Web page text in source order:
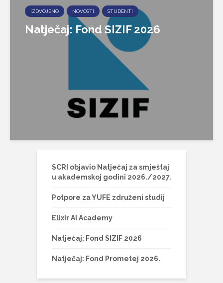
IZDVOJENO NOVOSTI STUDENTI
Natječaj: Fond SIZIF 2026
SCRI objavio Natječaj za smještaj
u akademskoj godini 2026./2027.
Potpore za YUFE združeni studij
Elixir AI Academy
Natječaj: Fond SIZIF 2026
Natječaj: Fond Prometej 2026.